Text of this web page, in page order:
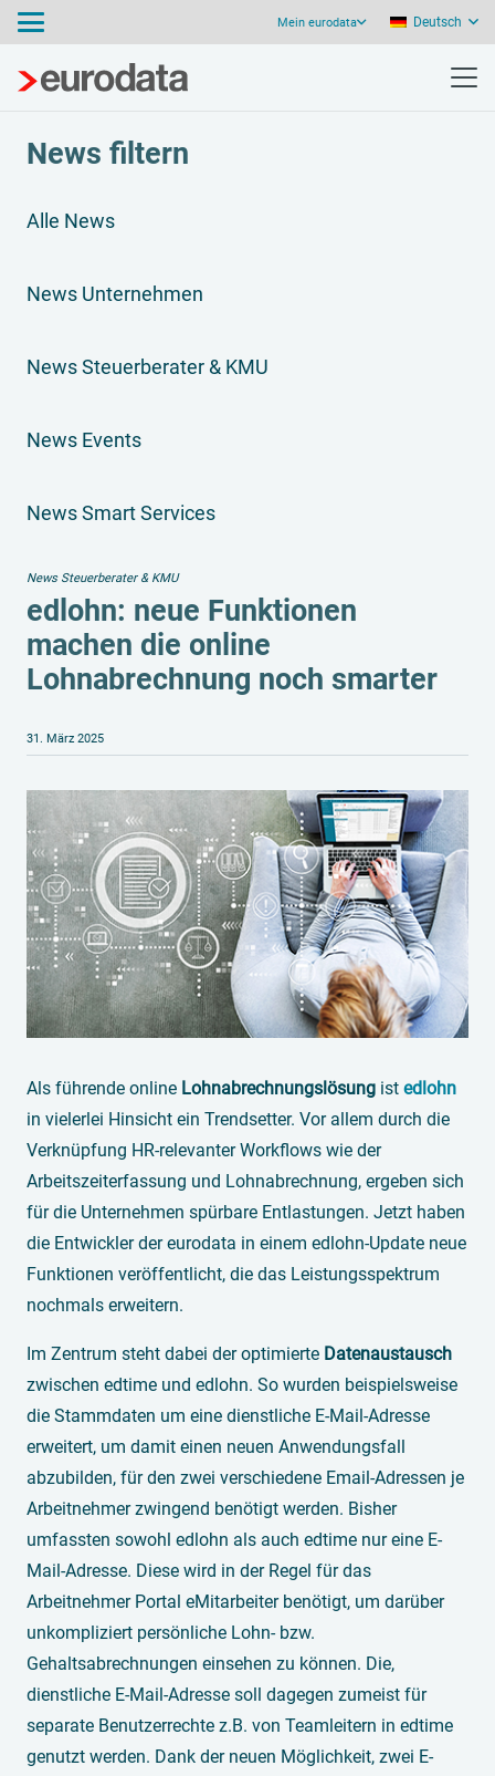
Mein eurodata Deutsch
News filtern
Alle News
News Unternehmen
News Steuerberater & KMU
News Events
News Smart Services
News Steuerberater & KMU
edlohn: neue Funktionen
machen die online
Lohnabrechnung noch smarter
31. März 2025
Als führende online Lohnabrechnungslösung ist edlohn
in vielerlei Hinsicht ein Trendsetter. Vor allem durch die
Verknüpfung HR-relevanter Workflows wie der
Arbeitszeiterfassung und Lohnabrechnung, ergeben sich
für die Unternehmen spürbare Entlastungen. Jetzt haben
die Entwickler der eurodata in einem edlohn-Update neue
Funktionen veröffentlicht, die das Leistungsspektrum
nochmals erweitern.
Im Zentrum steht dabei der optimierte Datenaustausch
zwischen edtime und edlohn. So wurden beispielsweise
die Stammdaten um eine dienstliche E-Mail-Adresse
erweitert, um damit einen neuen Anwendungsfall
abzubilden, für den zwei verschiedene Email-Adressen je
Arbeitnehmer zwingend benötigt werden. Bisher
umfassten sowohl edlohn als auch edtime nur eine E-
Mail-Adresse. Diese wird in der Regel für das
Arbeitnehmer Portal eMitarbeiter benötigt, um darüber
unkompliziert persönliche Lohn- bzw.
Gehaltsabrechnungen einsehen zu können. Die,
dienstliche E-Mail-Adresse soll dagegen zumeist für
separate Benutzerrechte z.B. von Teamleitern in edtime
genutzt werden. Dank der neuen Möglichkeit, zwei E-